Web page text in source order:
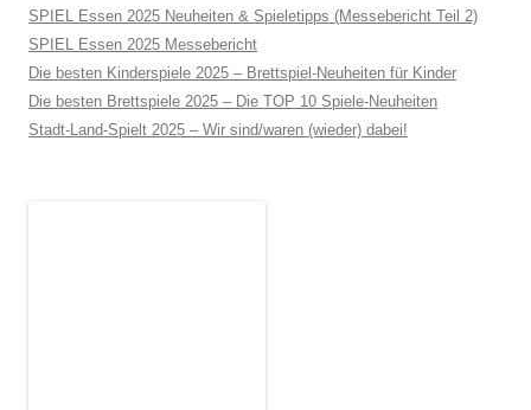
SPIEL Essen 2025 Neuheiten & Spieletipps (Messebericht Teil 2)
SPIEL Essen 2025 Messebericht
Die besten Kinderspiele 2025 – Brettspiel-Neuheiten für Kinder
Die besten Brettspiele 2025 – Die TOP 10 Spiele-Neuheiten
Stadt-Land-Spielt 2025 – Wir sind/waren (wieder) dabei!